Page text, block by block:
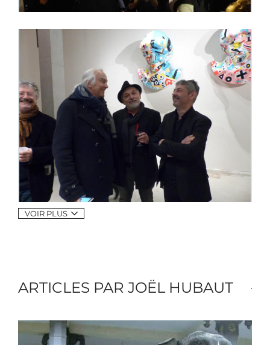
VOIR PLUS
ARTICLES PAR JOËL HUBAUT